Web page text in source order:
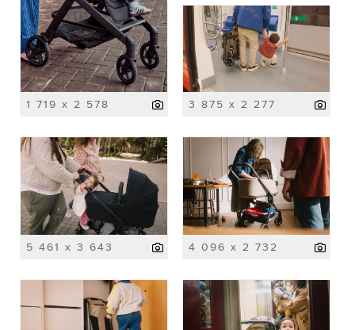
1 719 x 2 578 3 875 x 2 277
5 461 x 3 643 4 096 x 2 732